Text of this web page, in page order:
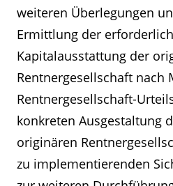
weiteren Überlegungen
Ermittlung der
Kapitalausstattung der
Rentnergesellschaft nach
Rentnergesellschaft-
konkreten Ausgestaltung
originären
zu implementierenden